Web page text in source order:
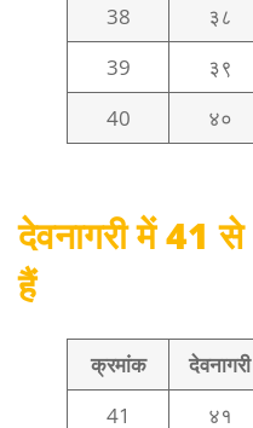
38
३८
39
३९
40
४०
देवनागरी में 41
हैं
क्रमांक देवनागरी
41
४१